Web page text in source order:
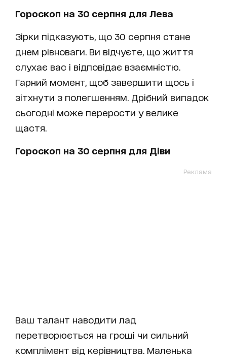
Гороскоп на 30 серпня для Лева
Зірки підказують, що 30 серпня стане
днем рівноваги. Ви відчуєте, що життя
слухає вас і відповідає взаємністю.
Гарний момент, щоб завершити щось і
зітхнути з полегшенням. Дрібний випадок
сьогодні може перерости у велике
щастя.
Гороскоп на 30 серпня для Діви
Реклама
Ваш талант наводити лад
перетворюється на гроші чи сильний
комплімент від керівництва. Маленька